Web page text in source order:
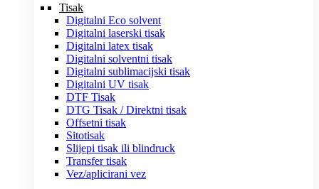
Tisak
Digitalni Eco solvent
Digitalni laserski tisak
Digitalni latex tisak
Digitalni solventni tisak
Digitalni sublimacijski tisak
Digitalni UV tisak
DTF Tisak
DTG Tisak / Direktni tisak
Offsetni tisak
Sitotisak
Slijepi tisak ili blindruck
Transfer tisak
Vez/aplicirani vez